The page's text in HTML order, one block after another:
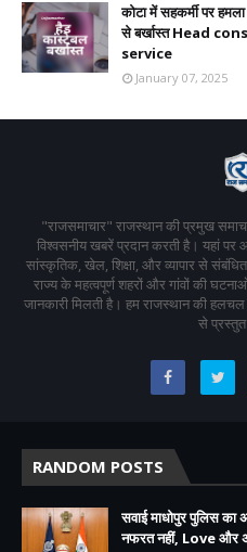
कोटा में सहकर्मी पर
से बर्खास्त Head
service
January 07, 2025
"राजसमाचार" राजस्थान की प्रमुख
विश्वसनीय खबरें प्रदान करती है। यहां
सांस्कृतिक, खेल, शिक्षा, और व्यापार से
राज्य के महत्वपूर्ण शहरों और गांवों की
जानकारी मिलती है। हम राजस्थान की
से
RANDOM POSTS
सवाई माधोपुर पुलिस
नफरत नहीं, Love और